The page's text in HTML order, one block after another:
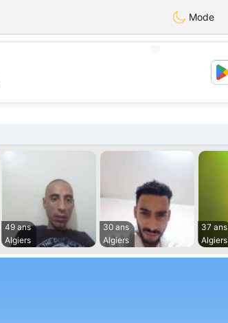
Mode
49 ans
Algiers
30 ans
Algiers
37 ans
Algiers